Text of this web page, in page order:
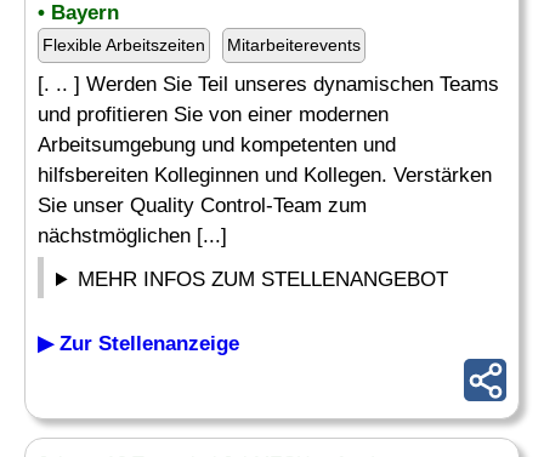
• Bayern
Flexible Arbeitszeiten Mitarbeiterevents
[. .. ] Werden Sie Teil unseres dynamischen Teams
und profitieren Sie von einer modernen
Arbeitsumgebung und kompetenten und
hilfsbereiten Kolleginnen und Kollegen. Verstärken
Sie unser Quality Control-Team zum
nächstmöglichen [...]
MEHR INFOS ZUM STELLENANGEBOT
▶ Zur Stellenanzeige